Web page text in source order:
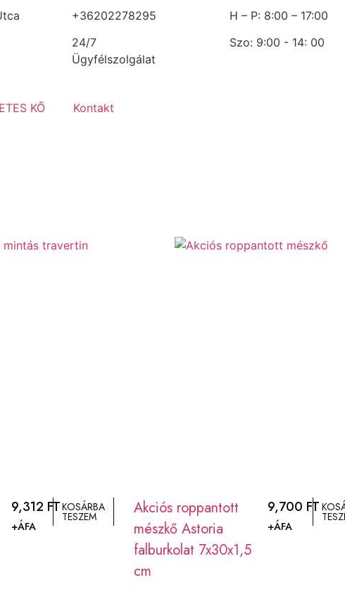
+36202278295
24/7
Ügyfélszolgálat
H – P: 8:00 – 17:00
Szo: 9:00 - 14: 00
KŐ Kontakt
9,312 FT
+ÁFA
KOSÁRBA
TESZEM
Akciós roppantott
mészkő Astoria
falburkolat 7x30x1,5
cm
9,700 FT
+ÁFA